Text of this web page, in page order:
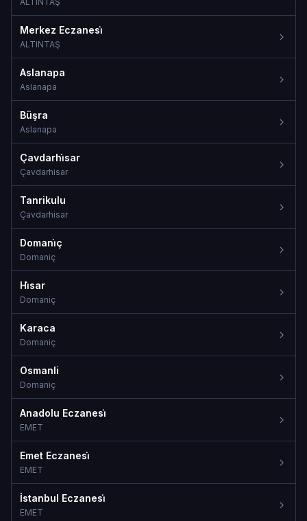
Merkez Eczanesi̇
ALTINTAŞ
Aslanapa
Aslanapa
Büşra
Aslanapa
Çavdarhi̇sar
Çavdarhisar
Tanrikulu
Çavdarhisar
Domani̇ç
Domaniç
Hi̇sar
Domaniç
Karaca
Domaniç
Osmanli
Domaniç
Anadolu Eczanesi̇
EMET
Emet Eczanesi̇
EMET
İstanbul Eczanesi̇
EMET